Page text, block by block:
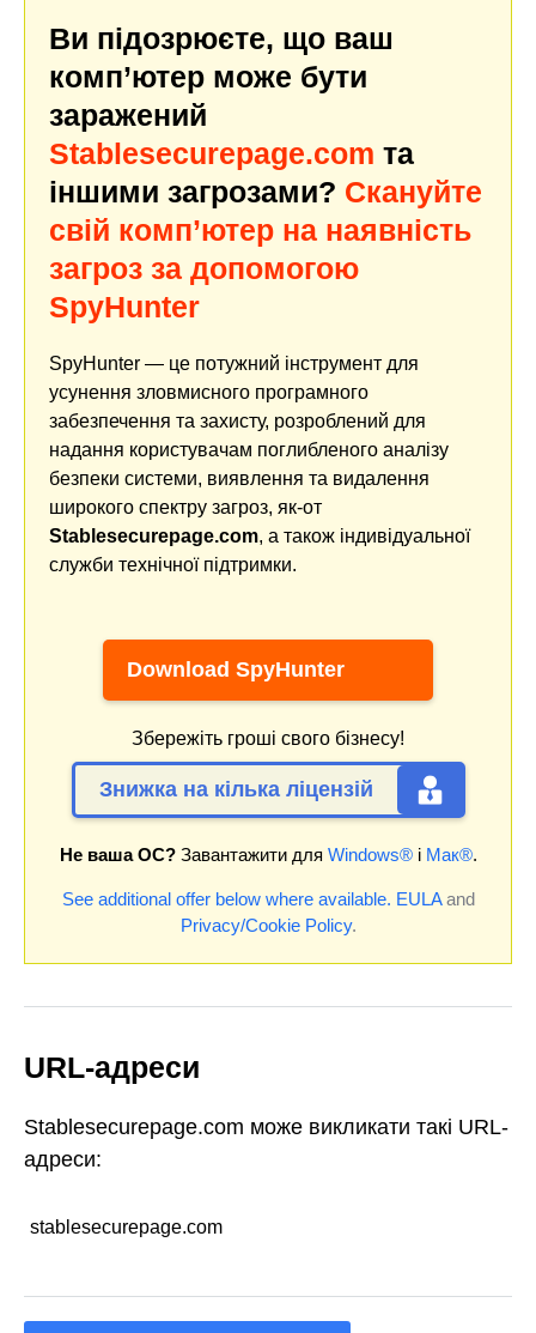
Ви підозрюєте, що ваш
комп’ютер може бути
заражений
Stablesecurepage.com та
іншими загрозами? Скануйте
свій комп’ютер на наявність
загроз за допомогою
SpyHunter
SpyHunter — це потужний інструмент для
усунення зловмисного програмного
забезпечення та захисту, розроблений для
надання користувачам поглибленого аналізу
безпеки системи, виявлення та видалення
широкого спектру загроз, як-от
Stablesecurepage.com, а також індивідуальної
служби технічної підтримки.
Download SpyHunter
Збережіть гроші свого бізнесу!
Знижка на кілька ліцензій
Не ваша ОС?Завантажити для Windows®і Мак®.
See additional offer below where available. EULAand
Privacy/Cookie Policy.
URL-адреси
Stablesecurepage.com може викликати такі URL-
адреси:
stablesecurepage.com